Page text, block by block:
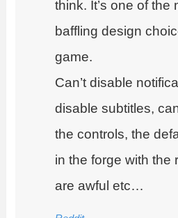
think. It’s one of the
baffling design
game.
Can’t disable
disable subtitles,
the controls, the
in the forge with the
are awful etc…